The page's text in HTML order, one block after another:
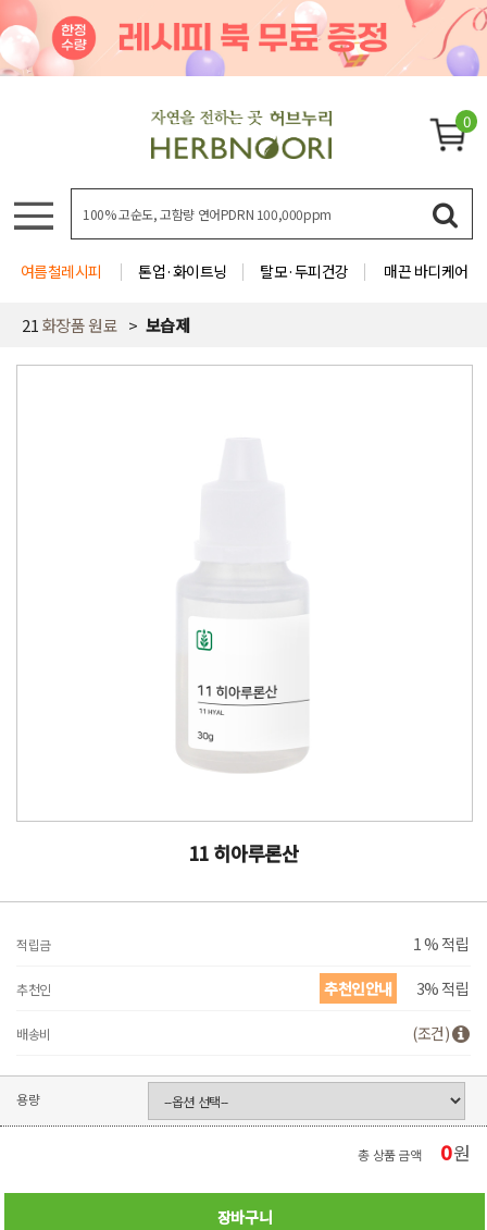
0
여름철레시피 톤업·화이트닝 탈모·두피건강 매끈 바디케어
21화장품 원료 보습제
11 히아루론산
적립금 1 % 적립
추천인 추천인안내 3% 적립
배송비 (조건)
용량
총 상품 금액 0원
장바구니